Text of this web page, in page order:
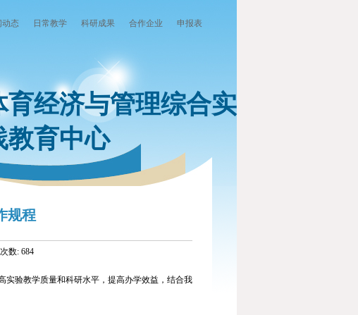
动态 日常教学 科研成果 合作企业 申报表
育经济与管理综合实
教育中心
规程
数: 684
实验教学质量和科研水平，提高办学效益，结合我